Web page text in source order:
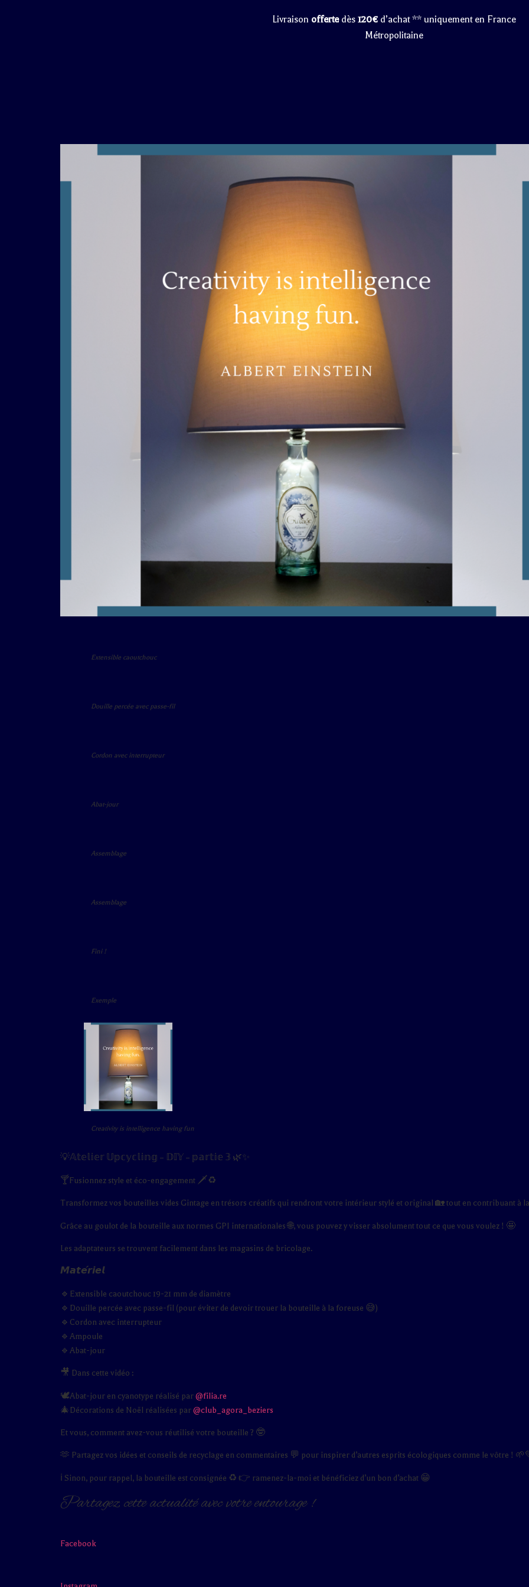
Livraison offertedès120€ d’achat ** uniquement en France
Métropolitaine
Extensible caoutchouc
Douille percée avec passe-fil
Cordon avec interrupteur
Abat-jour
Assemblage
Assemblage
Fini !
Exemple
Creativity is intelligence having fun
💡𝔸𝕥𝕖𝕝𝕚𝕖𝕣 𝕌𝕡𝕔𝕪𝕔𝕝𝕚𝕟𝕘 – 𝔻𝕀𝕐 – 𝕡𝕒𝕣𝕥𝕚𝕖 𝟛 🌿✨
🍸Fusionnez style et éco-engagement 🗡️♻️
Transformez vos bouteilles vides Gintage en trésors créatifs qui rendront votre intérieur stylé et original 🏡 tout en contribuant à
Grâce au goulot de la bouteille aux normes GPI internationales 🌐, vous pouvez y visser absolument tout ce que vous voulez ! 🤩
Les adaptateurs se trouvent facilement dans les magasins de bricolage.
𝙈𝙖𝙩𝙚́𝙧𝙞𝙚𝙡
🔹Extensible caoutchouc 19-21 mm de diamètre
🔹Douille percée avec passe-fil (pour éviter de devoir trouer la bouteille à la foreuse 😅)
🔹Cordon avec interrupteur
🔹Ampoule
🔹Abat-jour
🎥 Dans cette vidéo :
🕊Abat-jour en cyanotype réalisé par@filia.re
🎄Décorations de Noël réalisées par@club_agora_beziers
Et vous, comment avez-vous réutilisé votre bouteille ? 🤓
🫶 Partagez vos idées et conseils de recyclage en commentaires 💬 pour inspirer d’autres esprits écologiques comme le vôtre !
ℹ️ Sinon, pour rappel, la bouteille est consignée ♻️ 👉 ramenez-la-moi et bénéficiez d’un bon d’achat 😁
Partagez cette actualité avec votre entourage !
Facebook